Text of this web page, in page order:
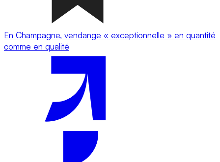
En Champagne, vendange « exceptionnelle » en quantité
comme en qualité